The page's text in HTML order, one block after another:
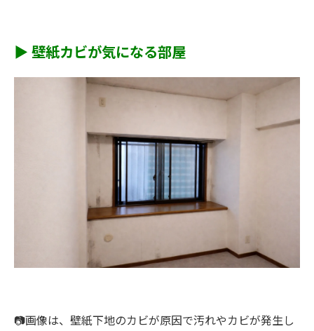
▶ 壁紙カビが気になる部屋
📷画像は、壁紙下地のカビが原因で汚れやカビが発生し